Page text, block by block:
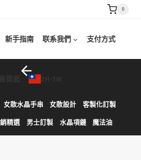
0
新手指南 联系我們 支付方式
女款水晶手串 女款設計 客製化訂製
精選 男士訂製 水晶項鏈 魔法油